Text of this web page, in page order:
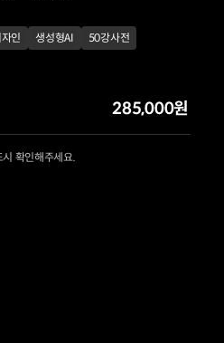
인 생성형AI 50강사전
285,000원
확인해주세요.